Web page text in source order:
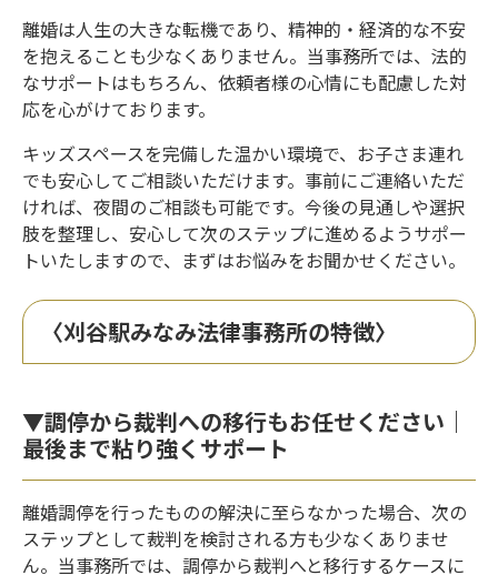
離婚は人生の大きな転機であり、精神的・経済的な不安
を抱えることも少なくありません。当事務所では、法的
なサポートはもちろん、依頼者様の心情にも配慮した対
応を心がけております。
キッズスペースを完備した温かい環境で、お子さま連れ
でも安心してご相談いただけます。事前にご連絡いただ
ければ、夜間のご相談も可能です。今後の見通しや選択
肢を整理し、安心して次のステップに進めるようサポー
トいたしますので、まずはお悩みをお聞かせください。
〈刈谷駅みなみ法律事務所の特徴〉
▼調停から裁判への移行もお任せください｜
最後まで粘り強くサポート
離婚調停を行ったものの解決に至らなかった場合、次の
ステップとして裁判を検討される方も少なくありませ
ん。当事務所では、調停から裁判へと移行するケースに